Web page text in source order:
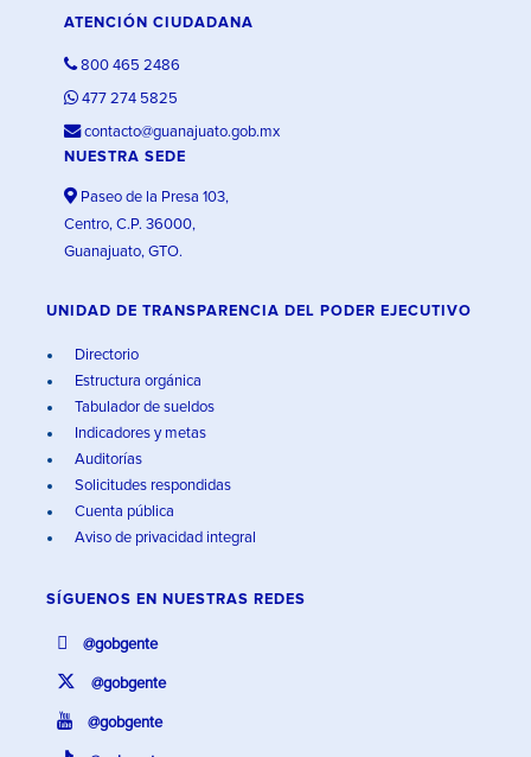
ATENCIÓN CIUDADANA
800 465 2486
477 274 5825
contacto@guanajuato.gob.mx
NUESTRA SEDE
Paseo de la Presa 103,
Centro, C.P. 36000,
Guanajuato, GTO.
UNIDAD DE TRANSPARENCIA DEL PODER EJECUTIVO
Directorio
Estructura orgánica
Tabulador de sueldos
Indicadores y metas
Auditorías
Solicitudes respondidas
Cuenta pública
Aviso de privacidad integral
SÍGUENOS EN NUESTRAS REDES
@gobgente
@gobgente
@gobgente